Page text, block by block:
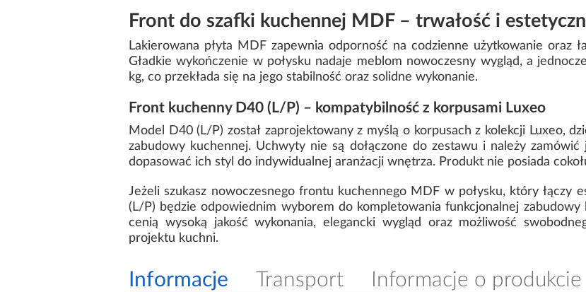
Front do szafki kuchennej MDF – trwałość i
Lakierowana płyta MDF zapewnia odporność na codzienne użytkowanie oraz
Gładkie wykończenie w połysku nadaje meblom nowoczesny wygląd, a
kg, co przekłada się na jego stabilność oraz solidne wykonanie.
Front kuchenny D40 (L/P) – kompatybilność z korpusami Luxeo
Model D40 (L/P) został zaprojektowany z myślą o korpusach z kolekcji Luxeo,
zabudowy kuchennej. Uchwyty nie są dołączone do zestawu i należy
dopasować ich styl do indywidualnej aranżacji wnętrza. Produkt nie posiada
Jeżeli szukasz nowoczesnego frontu kuchennego MDF w połysku, który łączy
(L/P) będzie odpowiednim wyborem do kompletowania funkcjonalnej
cenią wysoką jakość wykonania, elegancki wygląd oraz możliwość
projektu kuchni.
Informacje Transport Informacje o produkcie